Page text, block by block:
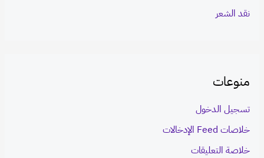
نقد الشعر
منوعات
تسجيل الدخول
خلاصات Feed الإدخالات
خلاصة التعليقات